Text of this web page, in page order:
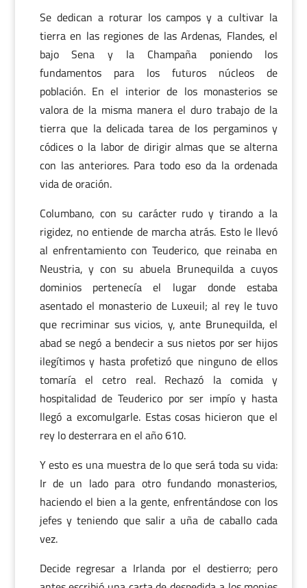
Se dedican a roturar los campos y a cultivar la
tierra en las regiones de las Ardenas, Flandes, el
bajo Sena y la Champaña poniendo los
fundamentos para los futuros núcleos de
población. En el interior de los monasterios se
valora de la misma manera el duro trabajo de la
tierra que la delicada tarea de los pergaminos y
códices o la labor de dirigir almas que se alterna
con las anteriores. Para todo eso da la ordenada
vida de oración.
Columbano, con su carácter rudo y tirando a la
rigidez, no entiende de marcha atrás. Esto le llevó
al enfrentamiento con Teuderico, que reinaba en
Neustria, y con su abuela Brunequilda a cuyos
dominios pertenecía el lugar donde estaba
asentado el monasterio de Luxeuil; al rey le tuvo
que recriminar sus vicios, y, ante Brunequilda, el
abad se negó a bendecir a sus nietos por ser hijos
ilegítimos y hasta profetizó que ninguno de ellos
tomaría el cetro real. Rechazó la comida y
hospitalidad de Teuderico por ser impío y hasta
llegó a excomulgarle. Estas cosas hicieron que el
rey lo desterrara en el año 610.
Y esto es una muestra de lo que será toda su vida:
Ir de un lado para otro fundando monasterios,
haciendo el bien a la gente, enfrentándose con los
jefes y teniendo que salir a uña de caballo cada
vez.
Decide regresar a Irlanda por el destierro; pero